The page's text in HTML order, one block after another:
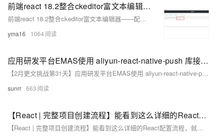
前端react 18.2整合ckeditor富文本编辑器——配置插件、自定义toolbar工具栏（二）
前端react 18.2整合ckeditor富文本编辑器——配置插件、自定义toolbar工具栏
yma16 1064
应用研发平台EMAS使用 aliyun-react-native-push 库接入推送和辅助通道，推送都可以收到，但是在App切到后台或者杀掉进程之后就收不到推送了，是需要配置什么吗？
【2月更文挑战第31天】应用研发平台EMAS使用 aliyun-react-native-push 库接入推送和辅助通道，推送都可以收到，但是在App切到后台或者杀掉进程之后就收不到推送了，是需要配置什么吗？
sunrr 663
【React | 完整项目创建流程】能看到这么详细的React配置流程，就偷着乐吧!
【React | 完整项目创建流程】能看到这么详细的React配置流程，就偷着乐吧!